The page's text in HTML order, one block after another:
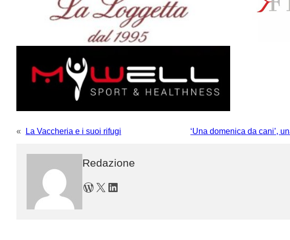
« La Vaccheria e i suoi rifugi ‘Una domenica da cani’,
Redazione
WordPress X LinkedIn